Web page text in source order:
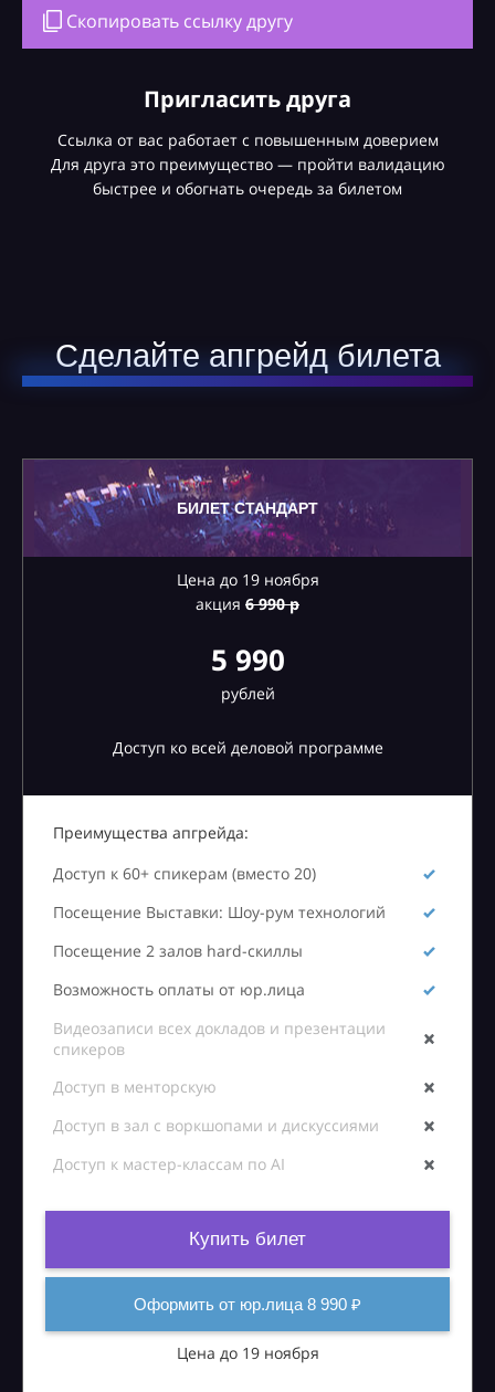
Скопировать ссылку другу
Пригласить друга
Ссылка от вас работает с повышенным доверием
Для друга это преимущество — пройти валидацию
быстрее и обогнать очередь за билетом
Сделайте апгрейд билета
БИЛЕТ СТАНДАРТ
Цена до 19 ноября
акция 6990 р
5 990
рублей
Доступ ко всей деловой программе
Преимущества апгрейда:
Доступ к 60+ спикерам (вместо 20)
Посещение Выставки: Шоу-рум технологий
Посещение 2 залов hard-скиллы
Возможность оплаты от юр.лица
Видеозаписи всех докладов и презентации
спикеров
Доступ в менторскую
Доступ в зал с воркшопами и дискуссиями
Доступ к мастер-классам по AI
Купить билет
Оформить от юр.лица 8 990 ₽
Цена до 19 ноября